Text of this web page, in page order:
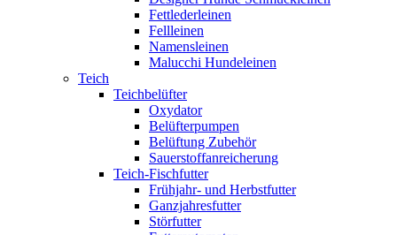
Fettlederleinen
Fellleinen
Namensleinen
Malucchi Hundeleinen
Teich
Teichbelüfter
Oxydator
Belüfterpumpen
Belüftung Zubehör
Sauerstoffanreicherung
Teich-Fischfutter
Frühjahr- und Herbstfutter
Ganzjahresfutter
Störfutter